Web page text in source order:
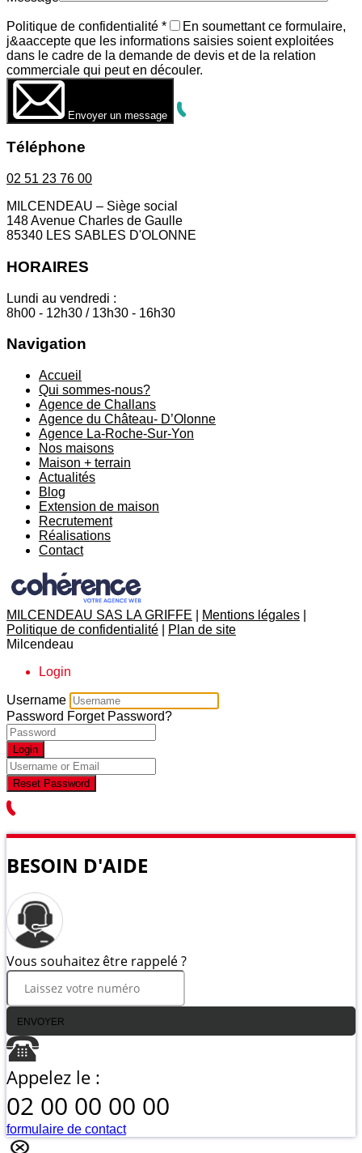
Politique de confidentialité *
En soumettant ce formulaire,
j&aaccepte que les informations saisies soient exploitées
dans le cadre de la demande de devis et de la relation
commerciale qui peut en découler.
Envoyer un message
Téléphone
02 51 23 76 00
MILCENDEAU – Siège social
148 Avenue Charles de Gaulle
85340 LES SABLES D'OLONNE
HORAIRES
Lundi au vendredi :
8h00 - 12h30 / 13h30 - 16h30
Navigation
Accueil
Qui sommes-nous?
Agence de Challans
Agence du Château- D’Olonne
Agence La-Roche-Sur-Yon
Nos maisons
Maison + terrain
Actualités
Blog
Extension de maison
Recrutement
Réalisations
Contact
MILCENDEAU SAS LA GRIFFE Mentions légales
Politique de confidentialité
Plan de site
Milcendeau
Login
Username
Password Forget Password?
Login
Reset Password
BESOIN D'AIDE
Vous souhaitez être rappelé ?
ENVOYER
Appelez le :
02 00 00 00 00
formulaire de contact